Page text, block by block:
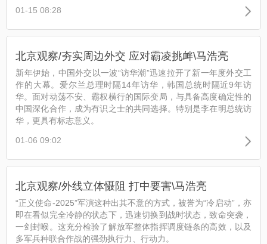
01-15 08:28
北京观察/夯实周边外交 应对霸凌挑衅\马浩亮
​新年伊始，中国外交以一波“访华潮”迅速拉开了新一年度外交工
作的大幕。爱尔兰总理时隔14年访华，韩国总统时隔近9年访
华。面对动荡不安、霸权横行的国际变局，与具备高度确定性的
中国深化合作，成为有识之士的共同选择。特别是李在明总统访
华，更具有标志意义。
01-06 09:02
北京观察/外线立体慑阻 打中要害\马浩亮
“正义使命-2025”军演这种出其不意的方式，被誉为“冷启动”，亦
即在看似完全冷静的状态下，迅速切换到战时状态，致命突袭，
一剑封喉。这充分检验了解放军整体指挥调度链条的高效，以及
多军兵种联合作战的强劲执行力、行动力。